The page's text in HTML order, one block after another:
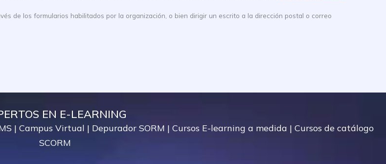
de los formularios habilitados por la organización, o bien dirigir un escrito a la dirección postal o correo
EN E-LEARNING
| Campus Virtual | Depurador SORM | Cursos E-learning a medida | Cursos de catálogo
SCORM